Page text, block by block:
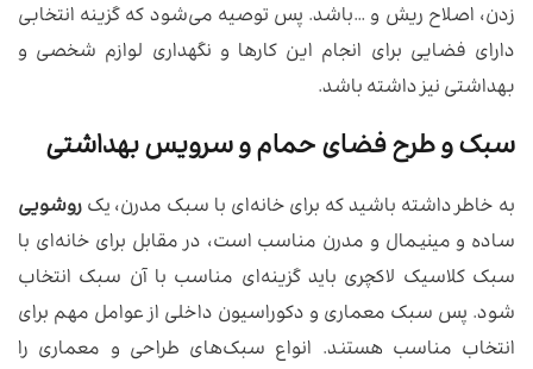
زدن، اصلاح ریش و …باشد‌. پس توصیه می‌شود که گزینه انتخابی
دارای فضایی برای انجام این کارها و نگهداری لوازم شخصی و
بهداشتی نیز داشته باشد.
سبک و طرح فضای حمام و سرویس بهداشتی
به خاطر داشته باشید که برای خانه‌ای با سبک مدرن، یکروشویی
ساده و مینیمال و مدرن مناسب است، در مقابل برای خانه‌ای با
سبک کلاسیک لاکچری باید گزینه‌ای مناسب با آن سبک انتخاب
شود. پس سبک معماری و دکوراسیون داخلی از عوامل مهم برای
انتخاب مناسب هستند. انواع سبک‌های طراحی و معماری را